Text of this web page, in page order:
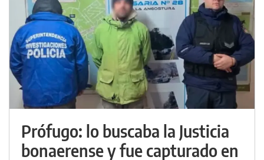
Prófugo: lo buscaba la Justicia
bonaerense y fue capturado en